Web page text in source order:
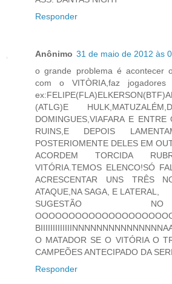
Responder
Anônimo 31 de maio de 2012 às
o grande problema é acontecer
com o VITÒRIA,faz
(ATLG)E
DOMINGUES,VIAFARA E
RUINS,E DEPOIS
POSTERIOMENTE DELES EM
ACORDEM TORCIDA
VITÓRIA.TEMOS ELENCO!SÓ
ACRESCENTAR UNS TRÊS
ATAQUE,NA SAGA, E LATERAL,
SUGESTÃO
O MATADOR SE O VITÓRIA O
CAMPEÕES ANTECIPADO DA
Responder